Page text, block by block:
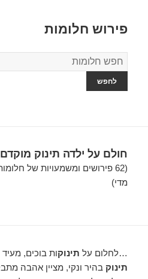
פירוש חלומות
מילון
החלומות
חולם על ילדה תינוק
(62 פירושים ומשמעויות של
מדי)
…לחלום על תינוקות בוכים,
תינוק בהיר ונקי, מציין אהבה